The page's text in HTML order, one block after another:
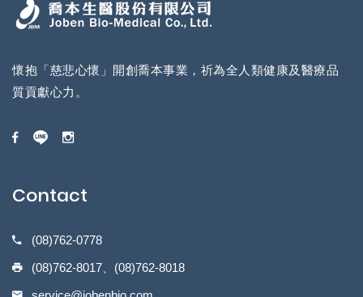
懷抱「慈悲心懷」開創喬本事業，祈為全人類健康及醫療品
質貢獻心力。
Contact
(08)762-0778
(08)762-8017、(08)762-8018